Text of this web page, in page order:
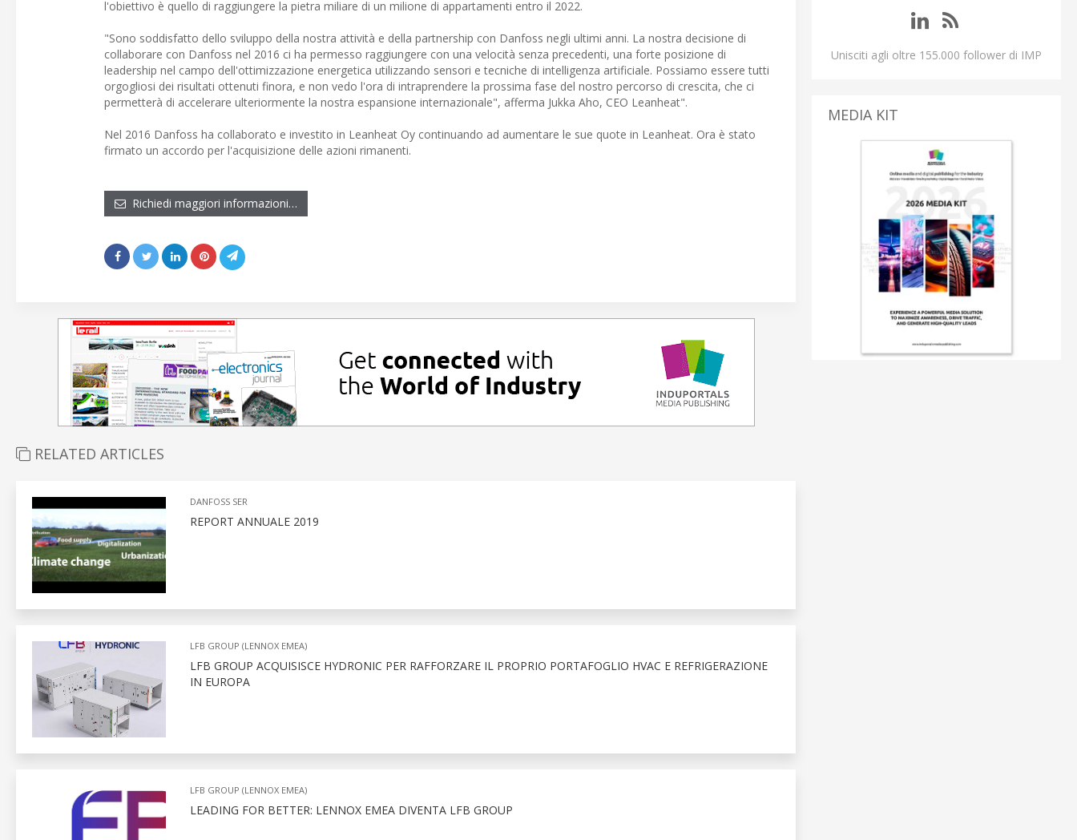
l'obiettivo è quello di raggiungere la pietra miliare di un milione di appartamenti entro il 2022.
"Sono soddisfatto dello sviluppo della nostra attività e della partnership con Danfoss negli ultimi anni. La nostra decisione di
collaborare con Danfoss nel 2016 ci ha permesso raggiungere con una velocità senza precedenti, una forte posizione di
leadership nel campo dell'ottimizzazione energetica utilizzando sensori e tecniche di intelligenza artificiale. Possiamo essere tutti
orgogliosi dei risultati ottenuti finora, e non vedo l'ora di intraprendere la prossima fase del nostro percorso di crescita, che ci
permetterà di accelerare ulteriormente la nostra espansione internazionale", afferma Jukka Aho, CEO Leanheat".
Nel 2016 Danfoss ha collaborato e investito in Leanheat Oy continuando ad aumentare le sue quote in Leanheat. Ora è stato
firmato un accordo per l'acquisizione delle azioni rimanenti.
Richiedi maggiori informazioni…
RELATED ARTICLES
DANFOSS SER
REPORT ANNUALE 2019
LFB GROUP (LENNOX EMEA)
LFB GROUP ACQUISISCE HYDRONIC PER RAFFORZARE IL PROPRIO PORTAFOGLIO HVAC E REFRIGERAZIONE
IN EUROPA
LFB GROUP (LENNOX EMEA)
LEADING FOR BETTER: LENNOX EMEA DIVENTA LFB GROUP
Unisciti agli oltre 155.000 follower di IMP
MEDIA KIT